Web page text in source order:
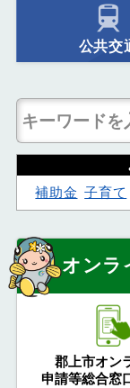
公共交
補助金 子育て
オンラ
郡上市オン
申請等総合窓